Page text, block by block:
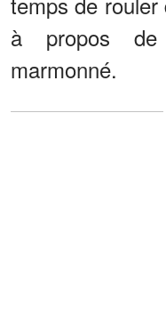
à propos de
marmonné.